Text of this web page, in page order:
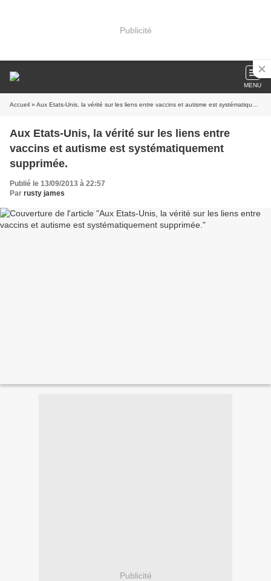
Publicité
MENU
Accueil » Aux Etats-Unis, la vérité sur les liens entre vaccins et autisme est systématiquement supprimée.
Aux Etats-Unis, la vérité sur les liens entre
vaccins et autisme est systématiquement
supprimée.
Publié le 13/09/2013 à 22:57
Par rusty james
Publicité